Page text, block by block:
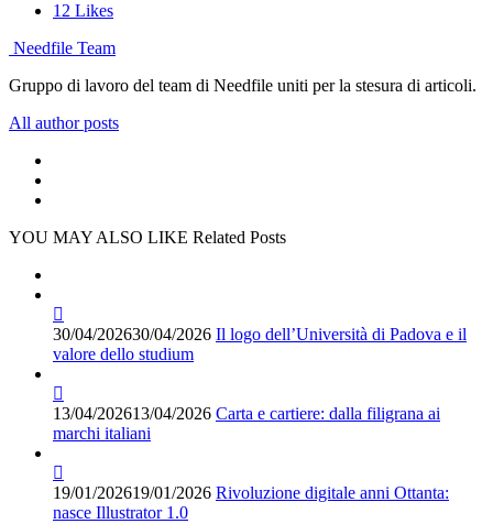
12 Likes
Needfile Team
Gruppo di lavoro del team di Needfile uniti per la stesura di articoli.
All author posts
YOU MAY ALSO LIKE Related Posts
30/04/202630/04/2026 Il logo dell’Università di Padova e il
valore dello studium
13/04/202613/04/2026 Carta e cartiere: dalla filigrana ai
marchi italiani
19/01/202619/01/2026 Rivoluzione digitale anni Ottanta:
nasce Illustrator 1.0